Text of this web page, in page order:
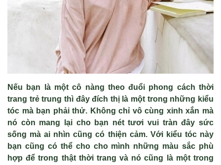
Nếu bạn là một cô nàng theo đuổi phong cách thời
trang trẻ trung thì đây đích thị là một trong những kiểu
tóc mà bạn phải thử. Không chỉ vô cùng xinh xắn mà
nó còn mang lại cho bạn nét tươi vui tràn đây sức
sống mà ai nhìn cũng có thiện cảm. Với kiểu tóc này
bạn cũng có thể cho cho mình những màu sắc phù
hợp để trong thật thời trang và nó cũng là một trong